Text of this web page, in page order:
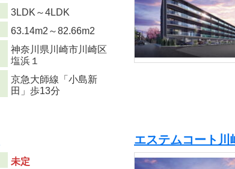
3LDK～4LDK
63.14m2 ～82.66m2
神奈川県川崎市川崎区
塩浜１
京急大師線「小島新
田」歩13分
未定
エステムコート